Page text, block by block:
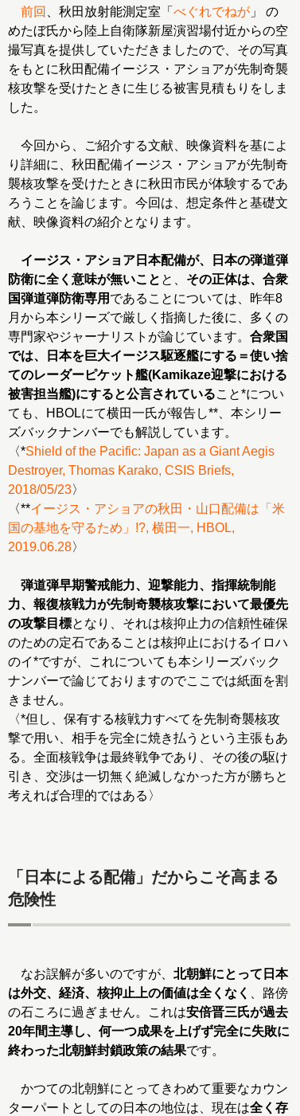
前回 、秋田放射能測定室「 べぐれでねが 」 の
めたぼ氏から陸上自衛隊新屋演習場付近からの空
撮写真を提供していただきましたので、その写真
をもとに秋田配備イージス・アショアが先制奇襲
核攻撃を受けたときに生じる被害見積もりをしま
した。
今回から、ご紹介する文献、映像資料を基によ
り詳細に、秋田配備イージス・アショアが先制奇
襲核攻撃を受けたときに秋田市民が体験するであ
ろうことを論じます。今回は、想定条件と基礎文
献、映像資料の紹介となります。
イージス・アショア日本配備が、日本の弾道弾
防衛に全く意味が無いこと と、 その正体は、合衆
国弾道弾防衛専用 であることについては、昨年8
月から本シリーズで厳しく指摘した後に、多くの
専門家やジャーナリストが論じています。 合衆国
では、日本を巨大イージス駆逐艦にする＝使い捨
てのレーダーピケット艦(Kamikaze迎撃における
被害担当艦)にすると公言されていること*につい
ても、HBOLにて横田一氏が報告し**、本シリー
ズバックナンバーでも解説しています。
〈*Shield of the Pacific: Japan as a Giant Aegis
Destroyer, Thomas Karako, CSIS Briefs,
2018/05/23〉
〈**イージス・アショアの秋田・山口配備は「米
国の基地を守るため」!?, 横田一, HBOL,
2019.06.28〉
弾道弾早期警戒能力、迎撃能力、指揮統制能
力、報復核戦力が先制奇襲核攻撃において最優先
の攻撃目標となり、それは核抑止力の信頼性確保
のための定石であることは核抑止におけるイロハ
のイ*ですが、これについても本シリーズバック
ナンバーで論じておりますのでここでは紙面を割
きません。
〈*但し、保有する核戦力すべてを先制奇襲核攻
撃で用い、相手を完全に焼き払うという主張もあ
る。全面核戦争は最終戦争であり、その後の駆け
引き、交渉は一切無く絶滅しなかった方が勝ちと
考えれば合理的ではある〉
「日本による配備」だからこそ高まる
危険性
なお誤解が多いのですが、 北朝鮮にとって日本
は外交、経済、核抑止上の価値は全くなく 、路傍
の石ころに過ぎません。これは安倍晋三氏が過去
20年間主導し、何一つ成果を上げず完全に失敗に
終わった北朝鮮封鎖政策の結果です。
かつての北朝鮮にとってきわめて重要なカウン
ターパートとしての日本の地位は、現在は全く存